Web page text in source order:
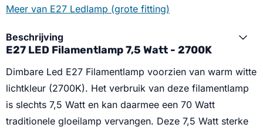
Meer van E27 Ledlamp (grote fitting)
Beschrijving
E27 LED Filamentlamp 7,5 Watt - 2700K
Dimbare Led E27 Filamentlamp voorzien van warm witte
lichtkleur (2700K). Het verbruik van deze filamentlamp
is slechts 7,5 Watt en kan daarmee een 70 Watt
traditionele gloeilamp vervangen. Deze 7,5 Watt sterke